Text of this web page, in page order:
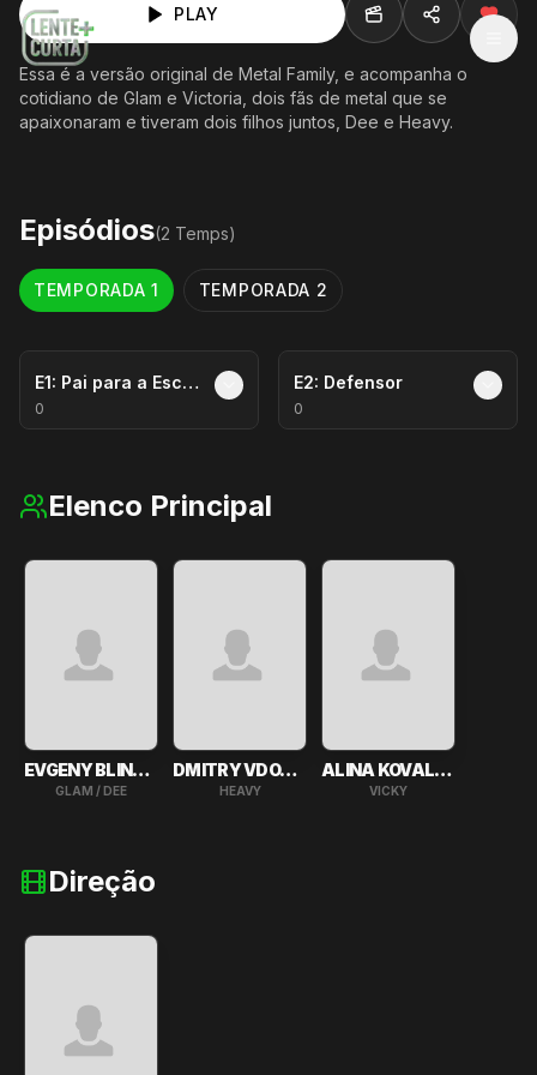
PLAY
Essa é a versão original de Metal Family, e acompanha o
cotidiano de Glam e Victoria, dois fãs de metal que se
apaixonaram e tiveram dois filhos juntos, Dee e Heavy.
Episódios(2 Temps)
TEMPORADA 1 TEMPORADA 2
E1: Pai para a Escola
0
E2: Defensor
0
Elenco Principal
EVGENY BLINNIKOV
GLAM / DEE
DMITRY VDOVENKO
HEAVY
ALINA KOVALEVA
VICKY
Direção